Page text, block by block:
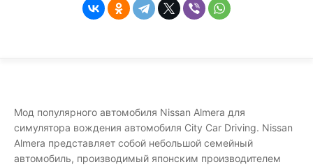
Мод популярного автомобиля Nissan Almera для
симулятора вождения автомобиля City Car Driving. Nissan
Almera представляет собой небольшой семейный
автомобиль, производимый японским производителем